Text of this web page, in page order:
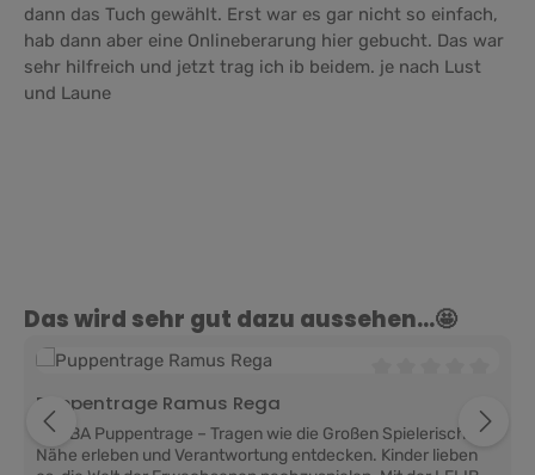
dann das Tuch gewählt. Erst war es gar nicht so einfach,
hab dann aber eine Onlineberarung hier gebucht. Das war
sehr hilfreich und jetzt trag ich ib beidem. je nach Lust
und Laune
Produktgalerie überspringen
Das wird sehr gut dazu aussehen...🤩
Puppentrage Ramus Rega
LELIBA Puppentrage – Tragen wie die Großen Spielerisch
Nähe erleben und Verantwortung entdecken. Kinder lieben